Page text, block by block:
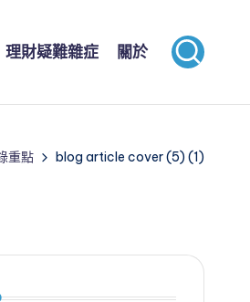
理財疑難雜症 關於
重點 blog article cover (5) (1)